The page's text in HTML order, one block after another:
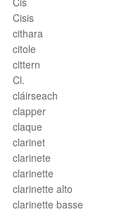
Cisis
cithara
citole
cittern
Cl.
cláirseach
clapper
claque
clarinet
clarinete
clarinette
clarinette alto
clarinette basse